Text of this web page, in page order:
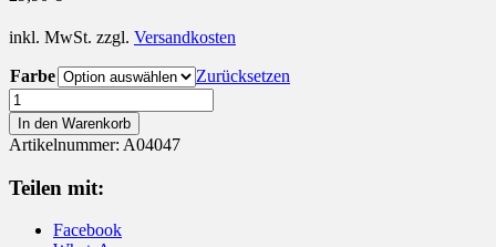
inkl. MwSt. zzgl. Versandkosten
Farbe
Zurücksetzen
Armband
925
Silber
mit
Zirkonia
Silber
Roségold
In den Warenkorb
Artikelnummer: A04047
Teilen mit:
Facebook